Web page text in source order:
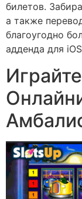
билетов.
а также
благоугодно
адденда для